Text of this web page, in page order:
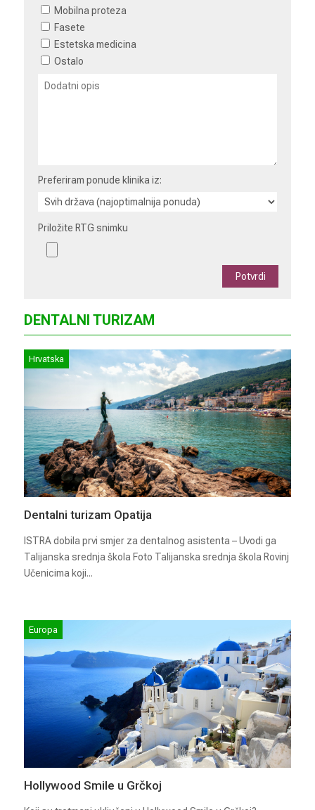
Mobilna proteza
Fasete
Estetska medicina
Ostalo
Preferiram ponude klinika iz:
Priložite RTG snimku
DENTALNI TURIZAM
Dentalni turizam Opatija
ISTRA dobila prvi smjer za dentalnog asistenta – Uvodi ga
Talijanska srednja škola Foto Talijanska srednja škola Rovinj
Učenicima koji...
Hrvatska
Hollywood Smile u Grčkoj
Europa